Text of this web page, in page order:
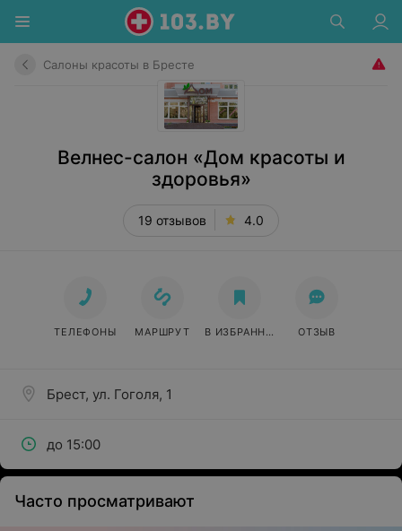
Салоны красоты в Бресте
Велнес-салон «Дом красоты и
здоровья»
19 отзывов 4.0
Брест, ул. Гоголя, 1
до 15:00
ТЕЛЕФОНЫ МАРШРУТ В ИЗБРАННОЕ ОТЗЫВ
Часто просматривают